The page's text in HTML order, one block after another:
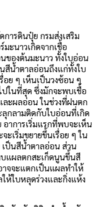
การดินปุ๋ย กรมส่งเสริม
มะนาวเกิดจากเชื้อ
ของต้นมะนาว ทั้งใบอ่อน
สีน้ำตาลอ่อนถึงแก่ทั้งใบ
อย ๆ เห็นเป็นวงซ้อน ๆ
ปในที่สุด ซึ่งมักจะพบเชื้อ
ละผลอ่อน ในช่วงที่ฝนตก
กลามติดกับใบอ่อนที่เกิด
าการเริ่มแรกที่พบจะเห็น
ะเริ่มขยายขึ้นเรื่อย ๆ ใน
ป็นสีน้ำตาลอ่อน ส่วน
แผลตกสะเก็ดนูนขึ้นสี
จจะแตกเป็นแผลทำให้
ห้ใบหลุดร่วงและกิ่งแห้ง